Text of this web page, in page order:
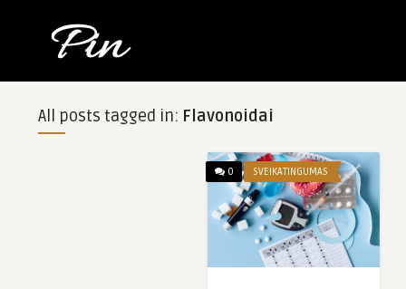
All posts tagged in: Flavonoidai
0 SVEIKATINGUMAS